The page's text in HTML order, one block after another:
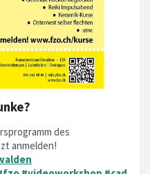
des
anmelden!